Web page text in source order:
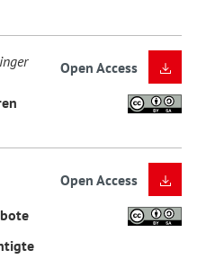
Open Access
Open Access